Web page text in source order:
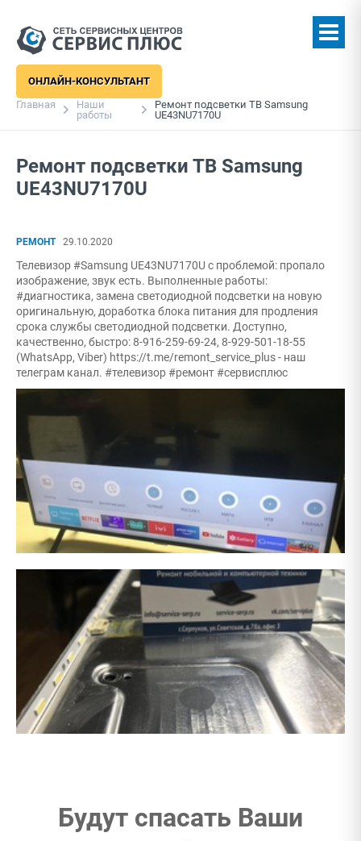
ОНЛАЙН-КОНСУЛЬТАНТ
Главная
Наши
работы
Ремонт подсветки ТВ Samsung
UE43NU7170U
Ремонт подсветки ТВ Samsung
UE43NU7170U
РЕМОНТ 29.10.2020
Телевизор #Samsung UE43NU7170U с проблемой: пропало
изображение, звук есть. Выполненные работы:
#диагностика, замена светодиодной подсветки на новую
оригинальную, доработка блока питания для продления
срока службы светодиодной подсветки. Доступно,
качественно, быстро: 8-916-259-69-24, 8-929-501-18-55
(WhatsApp, Viber) https://t.me/remont_service_plus - наш
телеграм канал. #телевизор #ремонт #сервисплюс
Будут спасать Ваши